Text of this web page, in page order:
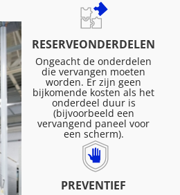
RESERVEONDERDELEN
Ongeacht de onderdelen
die vervangen moeten
worden. Er zijn geen
bijkomende kosten als het
onderdeel duur is
(bijvoorbeeld een
vervangend paneel voor
een scherm).
PREVENTIEF